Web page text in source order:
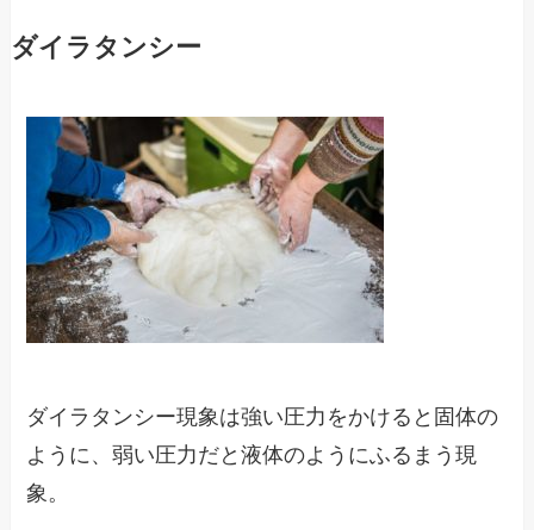
ダイラタンシー
ダイラタンシー現象は強い圧力をかけると固体の
ように、弱い圧力だと液体のようにふるまう現
象。